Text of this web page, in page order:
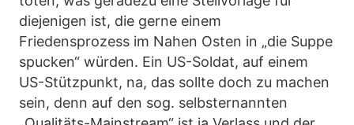
diejenigen ist, die gerne einem
Friedensprozess im Nahen Osten in „die Suppe
spucken“ würden. Ein US-Soldat, auf einem
US-Stützpunkt, na, das sollte doch zu machen
sein, denn auf den sog. selbsternannten